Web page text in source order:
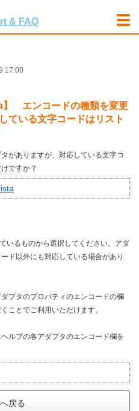
17:00
】 エンコードの種類を変更
ている文字コードはリスト
がありますが、対応している文字コ
ですか？
いるものから選択してください。アダ
ド以外にも対応している場合があり
プタのプロパティのエンコードの欄
ことでご利用いただけます。
ルプの各アダプタのエンコード欄を
戻る